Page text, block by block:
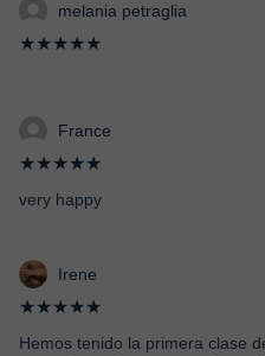
melania petraglia
★★★★★
France
★★★★★
very happy
Irene
★★★★★
Hemos tenido la primera clase